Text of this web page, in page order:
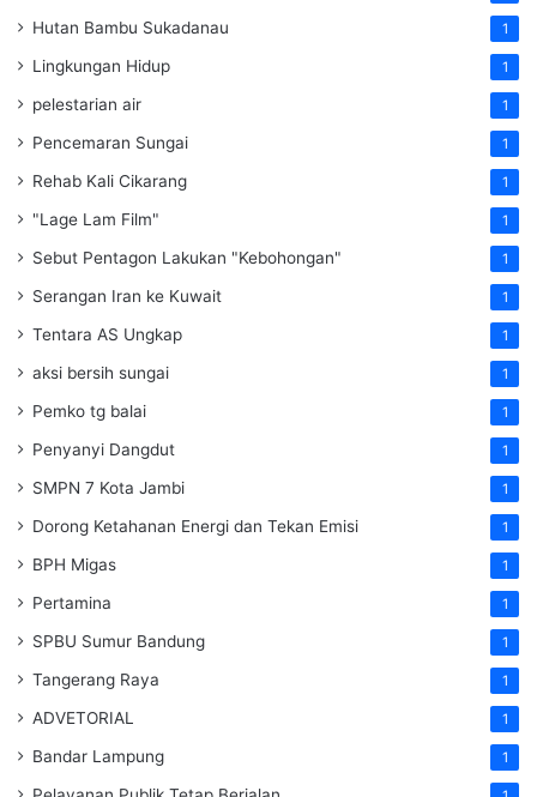
Hutan Bambu Sukadanau 1
Lingkungan Hidup 1
pelestarian air 1
Pencemaran Sungai 1
Rehab Kali Cikarang 1
"Lage Lam Film" 1
Sebut Pentagon Lakukan "Kebohongan" 1
Serangan Iran ke Kuwait 1
Tentara AS Ungkap 1
aksi bersih sungai 1
Pemko tg balai 1
Penyanyi Dangdut 1
SMPN 7 Kota Jambi 1
Dorong Ketahanan Energi dan Tekan Emisi 1
BPH Migas 1
Pertamina 1
SPBU Sumur Bandung 1
Tangerang Raya 1
ADVETORIAL 1
Bandar Lampung 1